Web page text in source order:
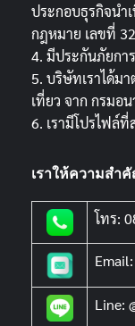
ประกอบธุรกิจนำ
กฎหมาย เลขที่
4. มีประกันภัยกา
5. บริษัทเราได้ม
เที่ยว จาก กรมอ
6. เรามีโปรไฟล์
เราให้ความสำ
โทร:
Line: